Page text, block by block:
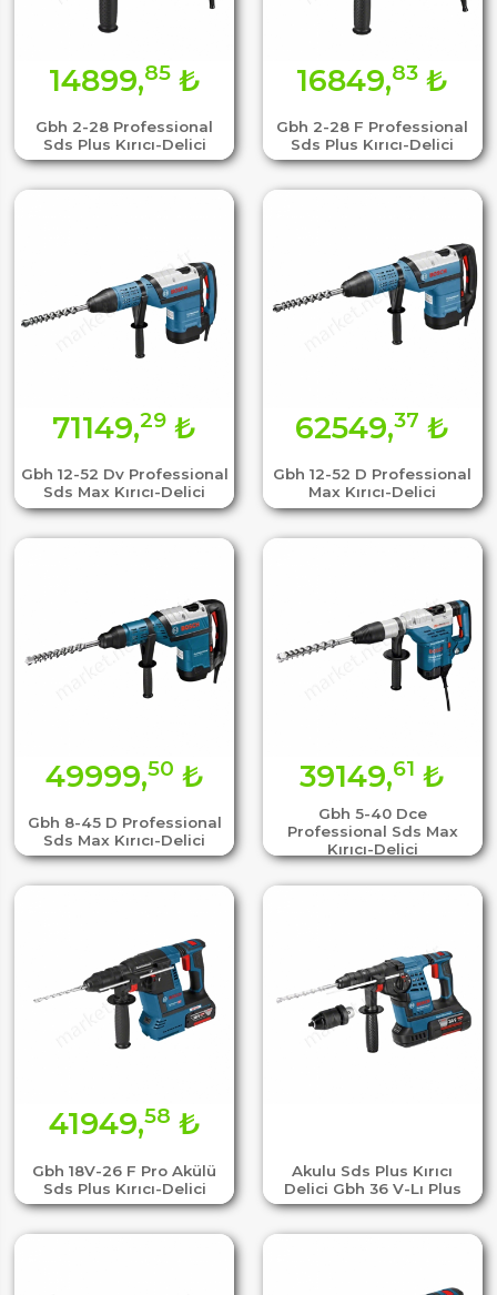
Gbh 2-28 Professional
Sds Plus Kırıcı-Delici
14899,85₺
Gbh 2-28 F Professional
Sds Plus Kırıcı-Delici
16849,83 ₺
Gbh 12-52 Dv Professional
Sds Max Kırıcı-Delici
71149,29 ₺
Gbh 12-52 D Professional
Max Kırıcı-Delici
62549,37 ₺
Gbh 8-45 D Professional
Sds Max Kırıcı-Delici
49999,50 ₺
Gbh 5-40 Dce
Professional Sds Max
Kırıcı-Delici
39149,61 ₺
Gbh 18V-26 F Pro Akülü
Sds Plus Kırıcı-Delici
41949,58 ₺
Akulu Sds Plus Kırıcı
Delici Gbh 36 V-Lı Plus